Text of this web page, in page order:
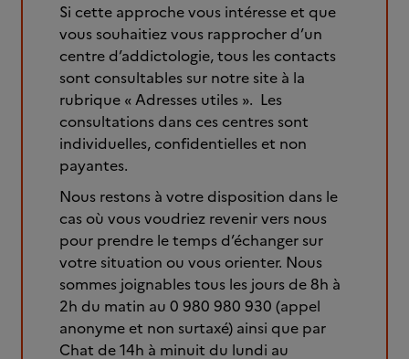
Si cette approche vous intéresse et que
vous souhaitiez vous rapprocher d’un
centre d’addictologie, tous les contacts
sont consultables sur notre site à la
rubrique « Adresses utiles ». Les
consultations dans ces centres sont
individuelles, confidentielles et non
payantes.
Nous restons à votre disposition dans le
cas où vous voudriez revenir vers nous
pour prendre le temps d’échanger sur
votre situation ou vous orienter. Nous
sommes joignables tous les jours de 8h à
2h du matin au 0 980 980 930 (appel
anonyme et non surtaxé) ainsi que par
Chat de 14h à minuit du lundi au